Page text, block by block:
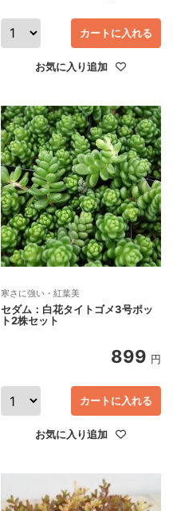
お気に入り追加
カートに入れる
寒さに強い・紅葉美
セダム：白花タイトゴメ3号ポッ
ト2株セット
899 円
お気に入り追加
カートに入れる